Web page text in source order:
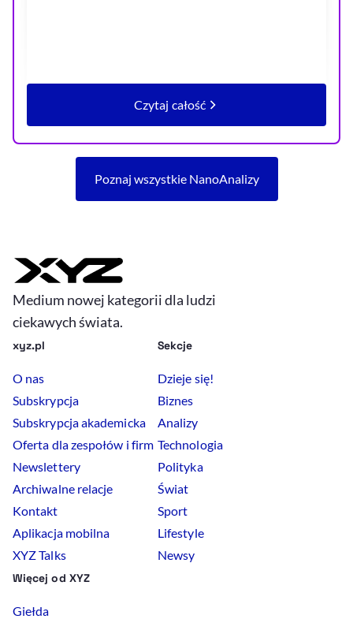
Czytaj całość
artykułu Rekordowo niska luka
Poznaj wszystkie NanoAnalizy
Medium nowej kategorii dla ludzi
ciekawych świata.
xyz.pl
O nas
Subskrypcja
Subskrypcja akademicka
Oferta dla zespołów i firm
Newslettery
Archiwalne relacje
Kontakt
Aplikacja mobilna
XYZ Talks
Sekcje
Dzieje się!
Biznes
Analizy
Technologia
Polityka
Świat
Sport
Lifestyle
Newsy
Więcej od XYZ
Giełda